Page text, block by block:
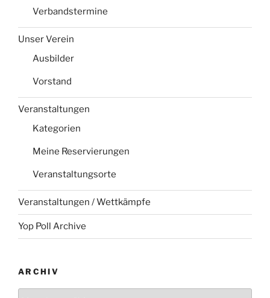
Verbandstermine
Unser Verein
Ausbilder
Vorstand
Veranstaltungen
Kategorien
Meine Reservierungen
Veranstaltungsorte
Veranstaltungen / Wettkämpfe
Yop Poll Archive
ARCHIV